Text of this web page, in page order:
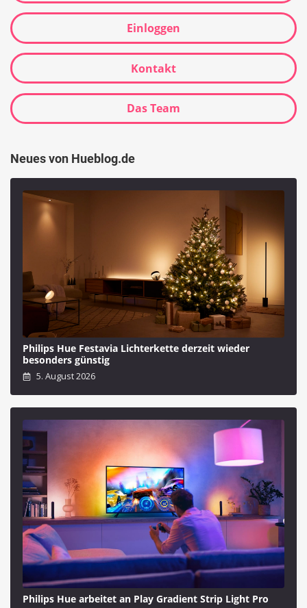
Einloggen
Kontakt
Das Team
Neues von Hueblog.de
Philips Hue Festavia Lichterkette derzeit wieder
besonders günstig
5. August 2026
Philips Hue arbeitet an Play Gradient Strip Light Pro